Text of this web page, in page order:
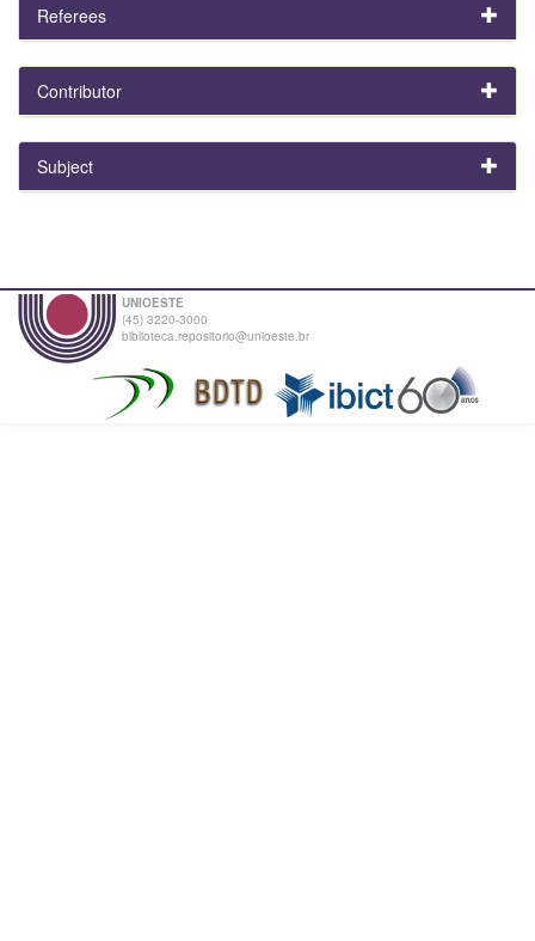
Referees
Contributor
Subject
UNIOESTE
(45) 3220-3000
biblioteca.repositorio@unioeste.br